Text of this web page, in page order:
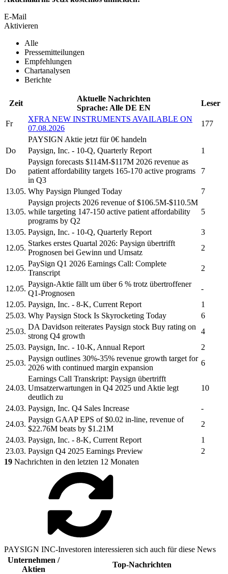
E-Mail
Aktivieren
Alle
Pressemitteilungen
Empfehlungen
Chartanalysen
Berichte
Zeit
Aktuelle Nachrichten
Sprache: Alle DE EN
Leser
Fr
XFRA NEW INSTRUMENTS AVAILABLE ON
07.08.2026
177
PAYSIGN Aktie jetzt für 0€ handeln
Do
Paysign, Inc. - 10-Q, Quarterly Report 1
Do
Paysign forecasts $114M-$117M 2026 revenue as
patient affordability targets 165-170 active programs
in Q3
7
13.05. Why Paysign Plunged Today 7
13.05.
Paysign projects 2026 revenue of $106.5M-$110.5M
while targeting 147-150 active patient affordability
programs by Q2
5
13.05. Paysign, Inc. - 10-Q, Quarterly Report
3
12.05.
Starkes erstes Quartal 2026: Paysign übertrifft
Prognosen bei Gewinn und Umsatz
2
12.05.
PaySign Q1 2026 Earnings Call: Complete
Transcript
2
12.05.
Paysign-Aktie fällt um über 6 % trotz übertroffener
Q1-Prognosen
-
12.05. Paysign, Inc. - 8-K, Current Report
1
25.03. Why Paysign Stock Is Skyrocketing Today
6
25.03.
DA Davidson reiterates Paysign stock Buy rating on
strong Q4 growth
4
25.03. Paysign, Inc. - 10-K, Annual Report
2
25.03.
Paysign outlines 30%-35% revenue growth target for
2026 with continued margin expansion
6
24.03.
Earnings Call Transkript: Paysign übertrifft
Umsatzerwartungen in Q4 2025 und Aktie legt
deutlich zu
10
24.03. Paysign, Inc. Q4 Sales Increase
-
24.03.
Paysign GAAP EPS of $0.02 in-line, revenue of
$22.76M beats by $1.21M
2
24.03. Paysign, Inc. - 8-K, Current Report
1
23.03. Paysign Q4 2025 Earnings Preview
2
19 Nachrichten in den letzten 12 Monaten
PAYSIGN INC-Investoren interessieren sich auch für diese News
Unternehmen /
Aktien
Top-Nachrichten